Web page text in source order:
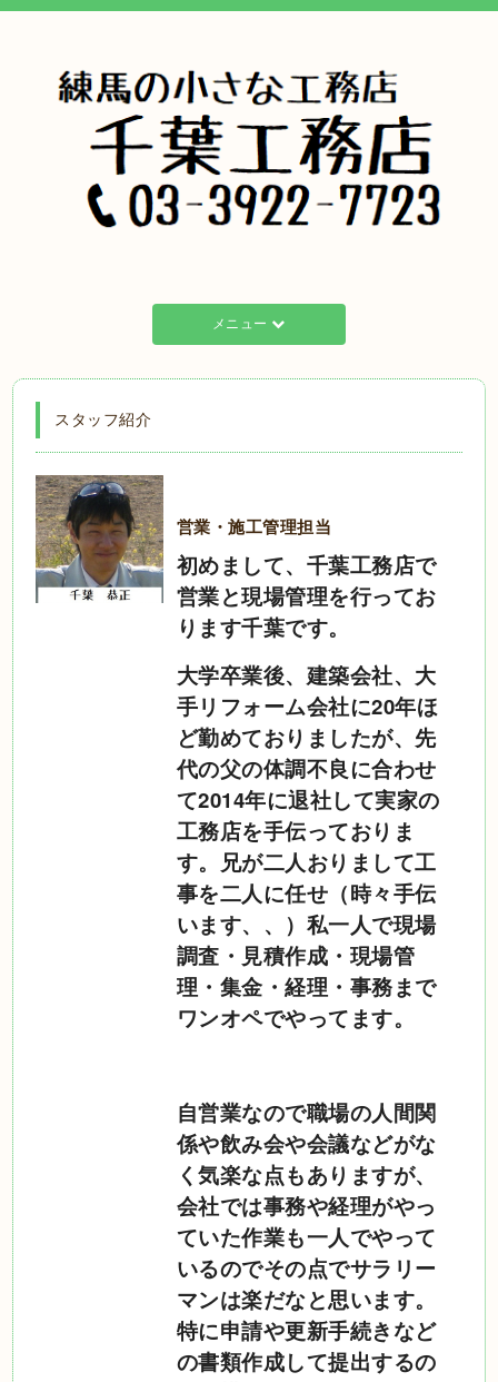
メニュー
スタッフ紹介
営業・施工管理担当
初めまして、千葉工務店で
営業と現場管理を行ってお
ります千葉です。
大学卒業後、建築会社、大
手リフォーム会社に20年ほ
ど勤めておりましたが、先
代の父の体調不良に合わせ
て2014年に退社して実家の
工務店を手伝っておりま
す。兄が二人おりまして工
事を二人に任せ（時々手伝
います、、）私一人で現場
調査・見積作成・現場管
理・集金・経理・事務まで
ワンオペでやってます。
自営業なので職場の人間関
係や飲み会や会議などがな
く気楽な点もありますが、
会社では事務や経理がやっ
ていた作業も一人でやって
いるのでその点でサラリー
マンは楽だなと思います。
特に申請や更新手続きなど
の書類作成して提出するの